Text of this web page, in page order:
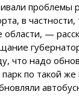
проблемы
в
области, —
что надо
по такой же